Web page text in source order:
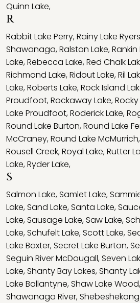
Quinn Lake,
R
Rabbit Lake Perry,Rainy Lake
Shawanaga,Ralston Lake,Rankin
Lake,Rebecca Lake,Red Chalk
Richmond Lake,Ridout Lake,Ril
Lake,Roberts Lake,Rock Island
Proudfoot,Rockaway Lake,
Lake Proudfoot,Roderick Lake,
Round Lake Burton,Round Lake
McCraney,Round Lake McMurrich,
Rousell Creek,Royal Lake,Rutter
Lake,Ryder Lake,
S
Salmon Lake,Samlet Lake,
Lake,Sand Lake,Santa Lake,
Lake,Sausage Lake,Saw Lake,
Lake,Schufelt Lake,Scott Lake,
Lake Baxter,Secret Lake Burton,
Seguin River McDougall,Seven
Lake,Shanty Bay Lakes,Shanty
Lake Ballantyne,Shaw Lake Wood,
Shawanaga River,Shebeshekong